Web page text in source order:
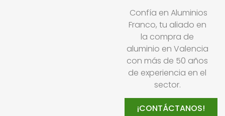
Confía en Aluminios
Franco, tu aliado en
la compra de
aluminio en Valencia
con más de 50 años
de experiencia en el
sector.
¡CONTÁCTANOS!